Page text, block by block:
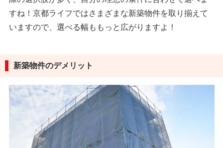
すね！京都ライフではさまざまな新築物件を取り揃えて
いますので、選べる幅ももっと広がりますよ！
新築物件のデメリット